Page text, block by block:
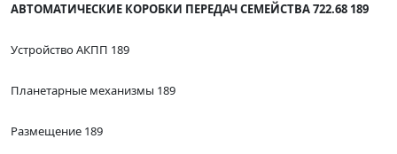
АВТОМАТИЧЕСКИЕ КОРОБКИ ПЕРЕДАЧ СЕМЕЙСТВА 722.68 189
Устройство АКПП 189
Планетарные механизмы 189
Размещение 189